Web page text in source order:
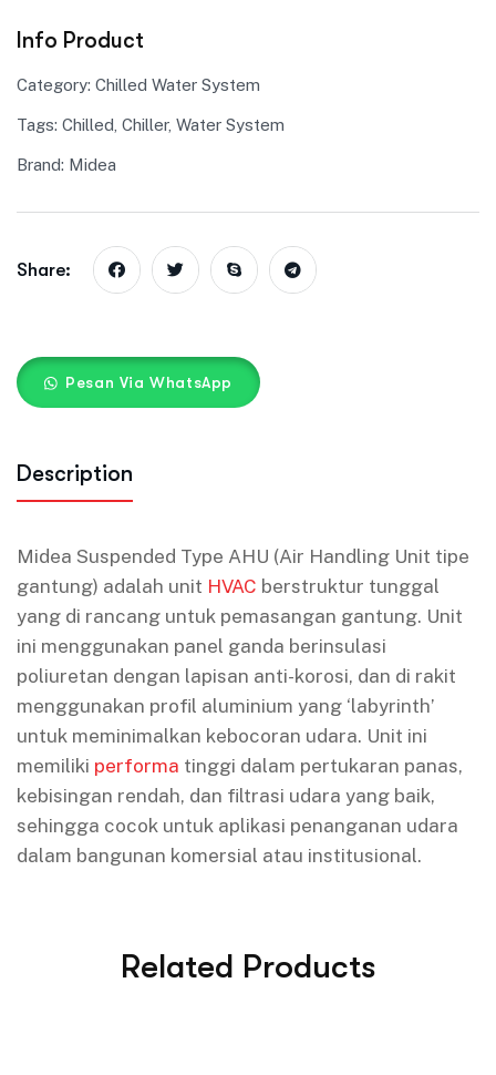
Info Product
Category: Chilled Water System
Tags: Chilled Chiller, Water System
Brand: Midea
Share:
Pesan Via WhatsApp
Description
Midea Suspended Type AHU (Air Handling Unit tipe
gantung) adalah unit HVAC berstruktur tunggal
yang di rancang untuk pemasangan gantung. Unit
ini menggunakan panel ganda berinsulasi
poliuretan dengan lapisan anti-korosi, dan di rakit
menggunakan profil aluminium yang ‘labyrinth’
untuk meminimalkan kebocoran udara. Unit ini
memiliki performa tinggi dalam pertukaran panas,
kebisingan rendah, dan filtrasi udara yang baik,
sehingga cocok untuk aplikasi penanganan udara
dalam bangunan komersial atau institusional.
Related Products